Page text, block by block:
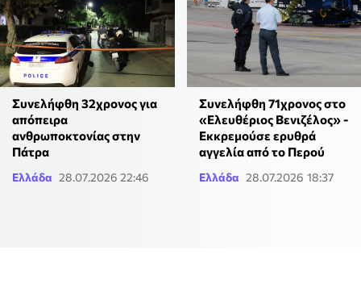
Συνελήφθη 32χρονος για
απόπειρα
ανθρωποκτονίας στην
Πάτρα
Ελλάδα 28.07.2026 22:46
Συνελήφθη 71χρονος στο
«Ελευθέριος Βενιζέλος» -
Εκκρεμούσε ερυθρά
αγγελία από το Περού
Ελλάδα 28.07.2026 18:37